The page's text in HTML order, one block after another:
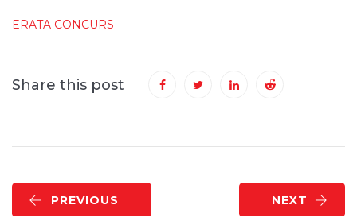
ERATA CONCURS
Share this post
PREVIOUS NEXT